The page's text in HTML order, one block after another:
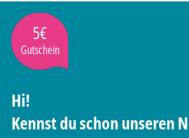
5€
Gutschein
Hi!
Kennst du schon unseren